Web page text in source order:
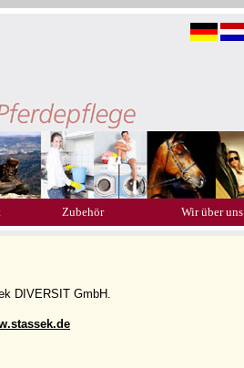
Zubehör Wir über uns
DIVERSIT GmbH.